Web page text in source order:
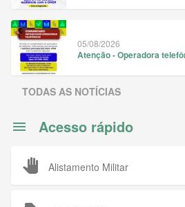
05/08/2026
Atenção - Operadora
TODAS AS NOTÍCIAS
Acesso rápido
pan_tool Alistamento Militar